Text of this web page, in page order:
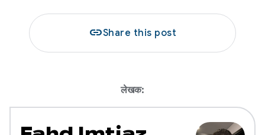
linkShare this post
लेखक: